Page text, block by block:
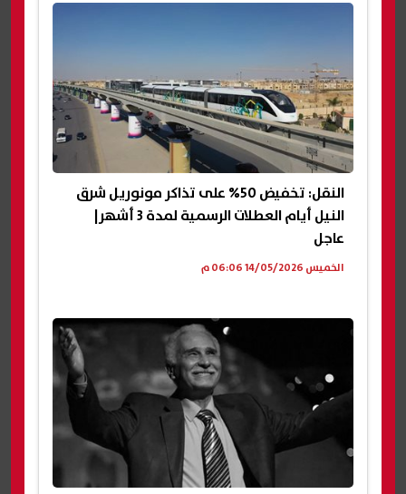
النقل: تخفيض 50% على تذاكر مونوريل شرق
النيل أيام العطلات الرسمية لمدة 3 أشهر|
عاجل
الخميس 14/05/2026 06:06 م